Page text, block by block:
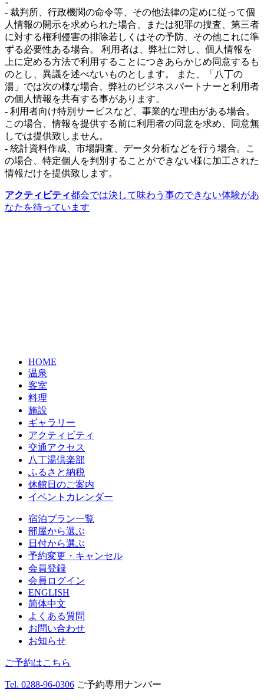
- 裁判所、行政機関の命令等、その他法律の定めに従って個
人情報の開示を求められた場合、または犯罪の捜査、第三者
に対する権利侵害の排除若しくはその予防、その他これに準
ずる必要性ある場合。 利用者は、弊社に対し、個人情報を
上に定める方法で利用することにつきあらかじめ同意するも
のとし、異議を述べないものとします。 また、「八丁の
湯」では次の様な場合、弊社のビジネスパートナーと利用者
の個人情報を共有する事があります。
- 利用者向け特別サービスなど、事業的な理由がある場合。
この場合、情報を提供する前に利用者の同意を求め、同意無
しでは提供致しません。
- 統計資料作成、市場調査、データ分析などを行う場合。こ
の場合、特定個人を判別することができない様に加工された
情報だけを提供致します。
アクティビティ都会では決して味わう事のできない体験があ
なたを待っています
HOME
温泉
客室
料理
施設
ギャラリー
アクティビティ
交通アクセス
八丁湯倶楽部
ふるさと納税
休館日のご案内
イベントカレンダー
宿泊プラン一覧
部屋から選ぶ
日付から選ぶ
予約変更・キャンセル
会員登録
会員ログイン
ENGLISH
简体中文
よくある質問
お問い合わせ
お知らせ
ご予約はこちら
Tel. 0288-96-0306 ご予約専用ナンバー